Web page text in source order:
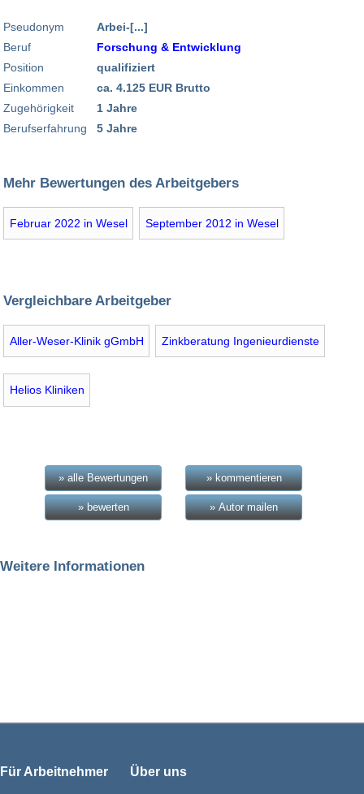
Pseudonym
Beruf
Position
Einkommen
Zugehörigkeit
Berufserfahrung
Arbei-[...]
Forschung & Entwicklung
qualifiziert
ca. 4.125 EUR Brutto
1 Jahre
5 Jahre
Mehr Bewertungen des Arbeitgebers
Februar 2022 in Wesel September 2012 in Wesel
Vergleichbare Arbeitgeber
Aller-Weser-Klinik gGmbH Zinkberatung Ingenieurdienste
Helios Kliniken
» alle Bewertungen » kommentieren
» bewerten » Autor mailen
Weitere Informationen
Für Arbeitnehmer Über uns